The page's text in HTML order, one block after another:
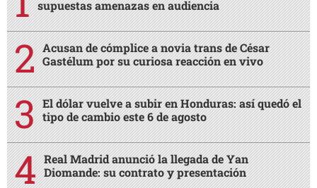
supuestas amenazas en audiencia
Acusan de cómplice a novia trans de César
Gastélum por su curiosa reacción en vivo
El dólar vuelve a subir en Honduras: así quedó el
tipo de cambio este 6 de agosto
Real Madrid anunció la llegada de Yan
Diomande: su contrato y presentación